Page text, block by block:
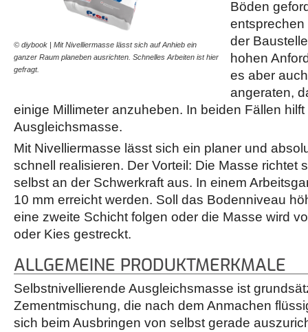
© diybook | Mit Nivelliermasse lässt sich auf Anhieb ein
ganzer Raum planeben ausrichten. Schnelles Arbeiten ist hier
gefragt.
Böden
der
hohen
es aber
angeraten,
einige Millimeter anzuheben. In beiden Fällen
Ausgleichsmasse.
Mit Nivelliermasse lässt sich ein planer und
schnell realisieren. Der Vorteil: Die Masse richtet
selbst an der Schwerkraft aus. In einem
10 mm erreicht werden. Soll das Bodenniveau
eine zweite Schicht folgen oder die Masse wird
oder Kies gestreckt.
ALLGEMEINE PRODUKTMERKMALE
Selbstnivellierende Ausgleichsmasse ist
Zementmischung, die nach dem Anmachen
sich beim Ausbringen von selbst gerade